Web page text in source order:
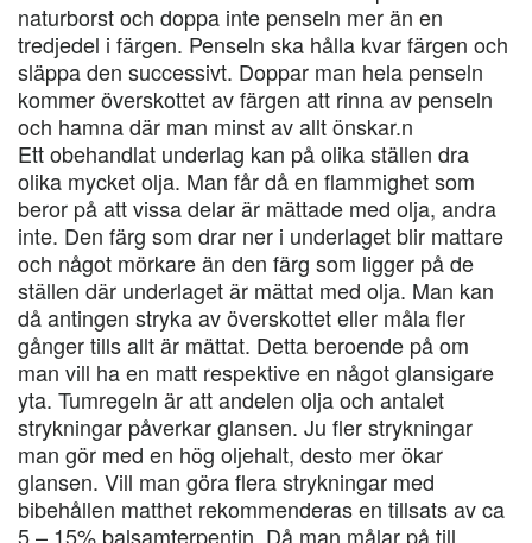
naturborst och doppa inte penseln mer än en
tredjedel i färgen. Penseln ska hålla kvar färgen och
släppa den successivt. Doppar man hela penseln
kommer överskottet av färgen att rinna av penseln
och hamna där man minst av allt önskar.n
Ett obehandlat underlag kan på olika ställen dra
olika mycket olja. Man får då en flammighet som
beror på att vissa delar är mättade med olja, andra
inte. Den färg som drar ner i underlaget blir mattare
och något mörkare än den färg som ligger på de
ställen där underlaget är mättat med olja. Man kan
då antingen stryka av överskottet eller måla fler
gånger tills allt är mättat. Detta beroende på om
man vill ha en matt respektive en något glansigare
yta. Tumregeln är att andelen olja och antalet
strykningar påverkar glansen. Ju fler strykningar
man gör med en hög oljehalt, desto mer ökar
glansen. Vill man göra flera strykningar med
bibehållen matthet rekommenderas en tillsats av ca
5 – 15% balsamterpentin. Då man målar på till